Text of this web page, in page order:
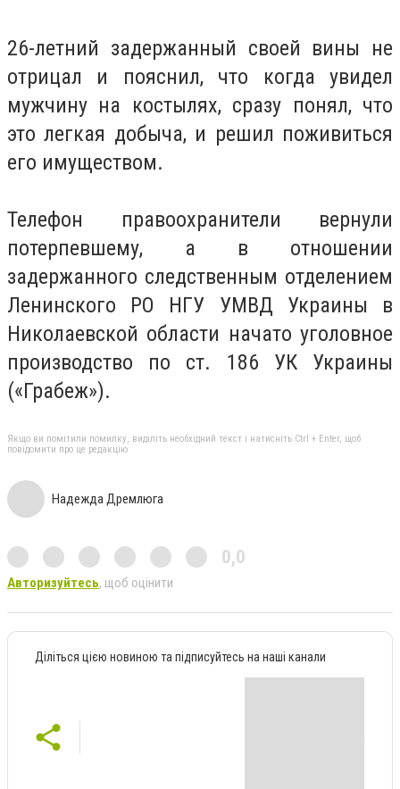
26-летний задержанный своей вины не
отрицал и пояснил, что когда увидел
мужчину на костылях, сразу понял, что
это легкая добыча, и решил поживиться
его имуществом.
Телефон правоохранители вернули
потерпевшему, а в отношении
задержанного следственным отделением
Ленинского РО НГУ УМВД Украины в
Николаевской области начато уголовное
производство по ст. 186 УК Украины
(«Грабеж»).
Якщо ви помітили помилку, виділіть необхідний текст і натисніть Ctrl + Enter, щоб
повідомити про це редакцію
Надежда Дремлюга
0,0
Авторизуйтесь, щоб оцінити
Діліться цією новиною та підписуйтесь на наші канали